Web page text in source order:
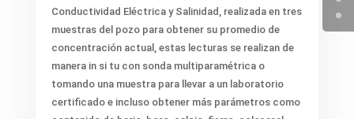
Conductividad Eléctrica y Salinidad, realizada en tres
muestras del pozo para obtener su promedio de
concentración actual, estas lecturas se realizan de
manera in si tu con sonda multiparamétrica o
tomando una muestra para llevar a un laboratorio
certificado e incluso obtener más parámetros como